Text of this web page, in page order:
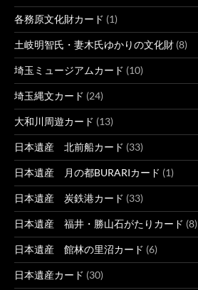
各務原文化財カード (1)
土岐明智氏・妻木氏ゆかりの文化財 (8)
埼玉ミュージアムカード (10)
埼玉縄文カード (24)
大和川周遊カード (13)
日本遺産 北前船カード (33)
日本遺産 月の都BURARIカード (1)
日本遺産 炭鉄港カード (33)
日本遺産 福井・勝山石がたりカード (8)
日本遺産 館林の里沼カード (6)
日本遺産カード (30)